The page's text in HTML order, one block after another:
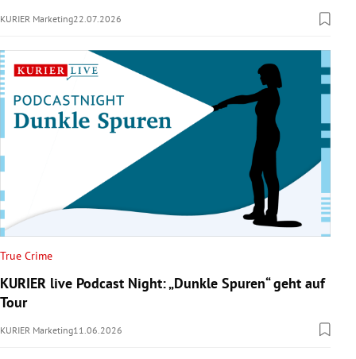
KURIER Marketing22.07.2026
True Crime
KURIER live Podcast Night: „Dunkle Spuren“ geht auf
Tour
KURIER Marketing11.06.2026